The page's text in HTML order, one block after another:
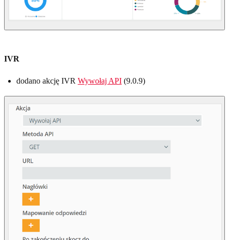
IVR
dodano akcję IVR Wywołaj API (9.0.9)